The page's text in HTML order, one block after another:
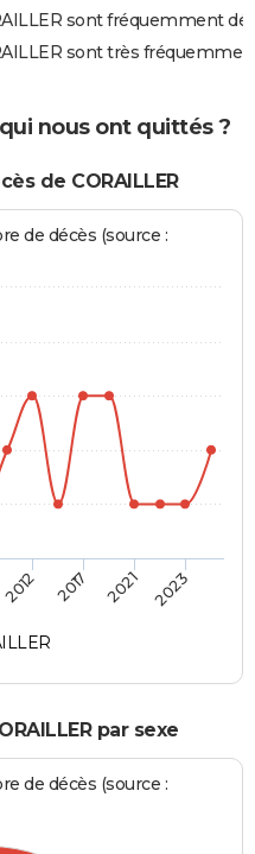
sont fréquemment
sont très
nous ont quittés ?
de CORAILLER
de décès (source :
2012 2017 2021 2023
par sexe
de décès (source :